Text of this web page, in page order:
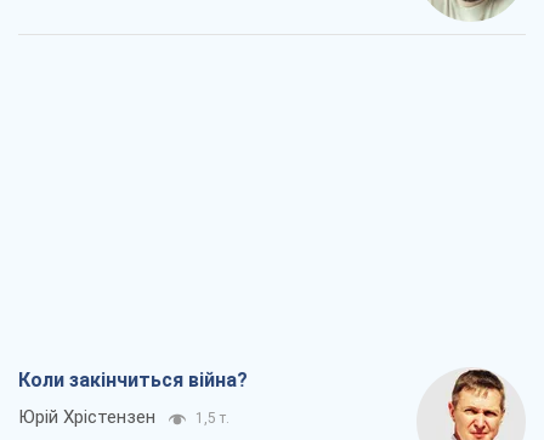
Коли закінчиться війна?
Юрій Хрістензен 1,5 т.